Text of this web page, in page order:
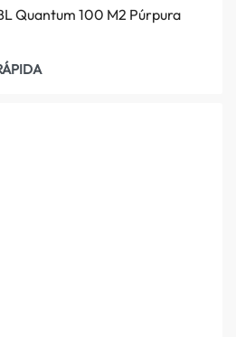
Quantum 100 M2 Púrpura